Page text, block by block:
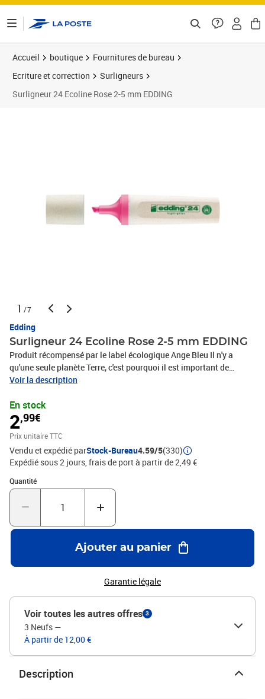
Accueil boutique
Fournitures de bureau
Ecriture et correction
Surligneurs
Surligneur 24 Ecoline Rose 2-5 mm EDDING
1 /7
Edding
Surligneur 24 Ecoline Rose 2-5 mm EDDING
Produit récompensé par le label écologique Ange Bleu Il n'y a
qu'une seule planète Terre, c'est pourquoi il est important de
contribuer, même modestement, à préserver les ressources Par
composés à 90 % minimum de matières premières renouvelables
et qui ont reçu pour cela le label écologique Ange Bleu Ce
surligneur peut être rechargé et réutilisé de multiples fois, ce qui
est non seulement bon pour l'environnement, mais aussi judicieux
sur le plan économique dans les bureaux et les établissements
d'enseignement Son encre fluorescente à base d'eau est d'une
couleur intense et lumineuse et ne traverse pas la feuille Produit
de marque de grande qualité, fabriqué en Allemagne
Voir la description
En stock
2,99€
Prix unitaire TTC
Vendu et expédié parStock-Bureau4.59/5(330)
Expédié sous 2 jours, frais de port à partir de 2,49 €
Quantité
Quantité : 1
Ajouter au panier
Garantie légale
Voir toutes les autres offres 3
3 Neufs —
À partir de 12,00 €
Description